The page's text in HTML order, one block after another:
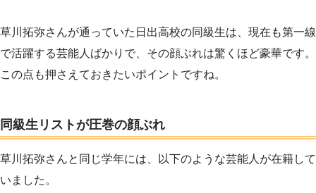
草川拓弥さんが通っていた日出高校の同級生は、現在も第一線
で活躍する芸能人ばかりで、その顔ぶれは驚くほど豪華です。
この点も押さえておきたいポイントですね。
同級生リストが圧巻の顔ぶれ
草川拓弥さんと同じ学年には、以下のような芸能人が在籍して
いました。